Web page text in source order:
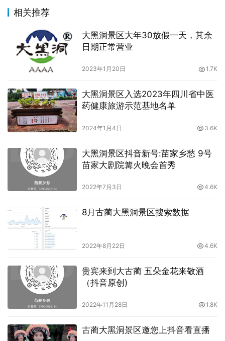
相关推荐
大黑洞景区大年30放假一天，其余
日期正常营业
2023年1月20日 1.7K
大黑洞景区入选2023年四川省中医
药健康旅游示范基地名单
2024年1月4日 3.6K
大黑洞景区抖音新号:苗家乡愁 9号
苗家大剧院篝火晚会首秀
2022年7月3日 4.6K
8月古蔺大黑洞景区搜索数据
2022年8月22日 4.6K
贵宾来到大古蔺 五朵金花来敬酒
（抖音原创)
2022年11月28日 1.8K
古蔺大黑洞景区邀您上抖音看直播